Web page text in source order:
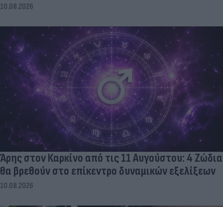
10.08.2026
Άρης στον Καρκίνο από τις 11 Αυγούστου: 4 Ζώδια
θα βρεθούν στο επίκεντρο δυναμικών εξελίξεων
10.08.2026